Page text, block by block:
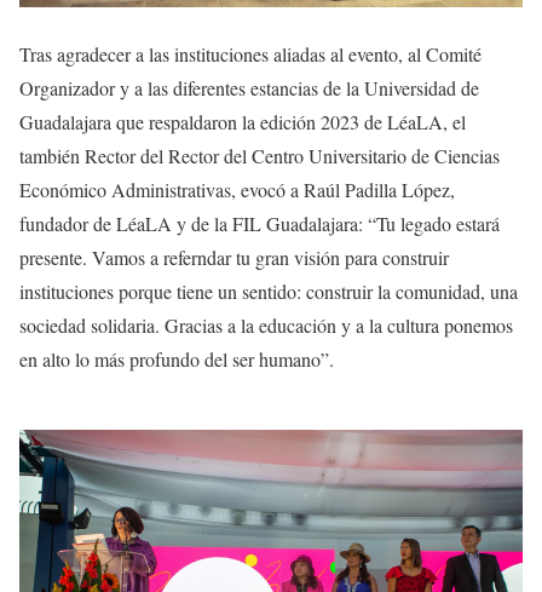
Tras agradecer a las instituciones aliadas al evento, al Comité
Organizador y a las diferentes estancias de la Universidad de
Guadalajara que respaldaron la edición 2023 de LéaLA, el
también Rector del Rector del Centro Universitario de Ciencias
Económico Administrativas, evocó a Raúl Padilla López,
fundador de LéaLA y de la FIL Guadalajara: “Tu legado estará
presente. Vamos a referndar tu gran visión para construir
instituciones porque tiene un sentido: construir la comunidad, una
sociedad solidaria. Gracias a la educación y a la cultura ponemos
en alto lo más profundo del ser humano”.